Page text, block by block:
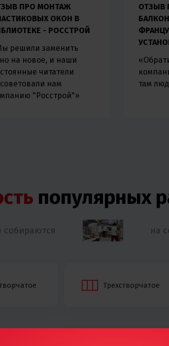
ПРО МОНТАЖ
ОКОН В
- РОССТРОЙ
решили заменить
на новое, и наши
читатели
нам
"Росстрой"»
ОТЗЫВ
там
популярных
собираются на
Трехстворчатое